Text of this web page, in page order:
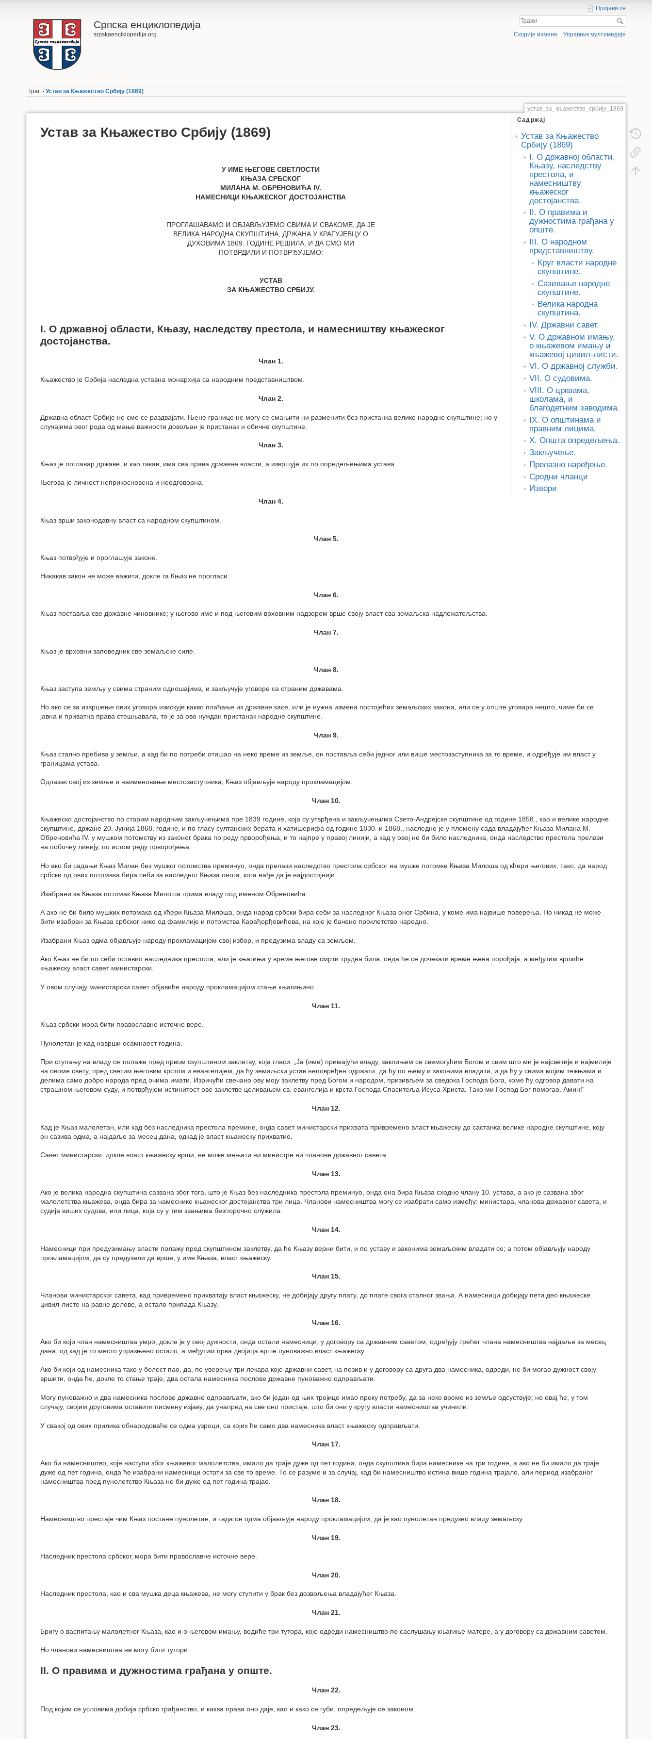
Српска енциклопедија
srpskaenciklopedija.org
Пријави се
Скорије измене Управник мултимедије
Траг: • Устав за Књажество Србију (1869)
устав_за_књажество_србију_1869
Садржај
Устав за Књажество
Србију (1869)
I. О државној области,
Књазу, наследству
престола, и
намесништву
књажеског
достојанства.
II. О правима и
дужностима грађана у
опште.
III. О народном
представништву.
Круг власти народне
скупштине.
Сазивање народне
скупштине.
Велика народна
скупштина.
IV. Државни савет.
V. О државном имању,
о књажевом имању и
књажевој цивил-листи.
VI. О државној служби.
VII. О судовима.
VIII. О црквама,
школама, и
благодетним заводима.
IX. О општинама и
правним лицима.
X. Општа опредељења.
Закључење.
Прелазно наређење.
Сродни чланци
Извори
Устав за Књажество Србију (1869)
У ИМЕ ЊЕГОВЕ СВЕТЛОСТИ
КЊАЗА СРБСКОГ
МИЛАНА М. ОБРЕНОВИЋА IV.
НАМЕСНИЦИ КЊАЖЕСКОГ ДОСТОЈАНСТВА
ПРОГЛАШАВАМО И ОБЈАВЉУЈЕМО СВИМА И СВАКОМЕ, ДА ЈЕ
ВЕЛИКА НАРОДНА СКУПШТИНА, ДРЖАНА У КРАГУЈЕВЦУ О
ДУХОВИМА 1869. ГОДИНЕ РЕШИЛА, И ДА СМО МИ
ПОТВРДИЛИ И ПОТВРЂУЈЕМО:
УСТАВ
ЗА КЊАЖЕСТВО СРБИЈУ.
I. О државној области, Књазу, наследству престола, и намесништву књажеског
достојанства.
Члан 1.
Књажество је Србија наследна уставна монархија са народним представништвом.
Члан 2.
Државна област Србије не сме се раздвајати. Њене границе не могу се смањити ни разменити без пристанка велике народне скупштине; но у
случајима овог рода од мање важности довољан је пристанак и обичне скупштине.
Члан 3.
Књаз је поглавар државе, и као такав, има сва права државне власти, а извршује их по опредељењима устава.
Његова је личност неприкосновена и неодговорна.
Члан 4.
Књаз врши законодавну власт са народном скупштином.
Члан 5.
Књаз потврђује и проглашује законе.
Никакав закон не може важити, докле га Књаз не прогласи.
Члан 6.
Књаз поставља све државне чиновнике; у његово име и под његовим врховним надзором врше своју власт сва земаљска надлежатељства.
Члан 7.
Књаз је врховни заповедник све земаљске силе.
Члан 8.
Књаз заступа земљу у свима страним одношајима, и закључује уговоре са страним државама.
Но ако се за извршење ових уговора изискује какво плаћање из државне касе, или је нужна измена постојећих земаљских закона, или се у опште уговара нешто, чиме би се
јавна и приватна права стешњавала, то је за ово нуждан пристанак народне скупштине.
Члан 9.
Књаз стално пребива у земљи, а кад би по потреби отишао на неко време из земље, он поставља себи једног или више местозаступника за то време, и одређује им власт у
границама устава.
Одлазак свој из земље и наименовање местозаступника, Књаз објављује народу прокламацијом.
Члан 10.
Књажеско достојанство по старим народним закључењима пре 1839 године, која су утврђена и закључењима Свето-Андрејске скупштине од године 1858., као и велике народне
скупштине, држане 20. Јунија 1868. године, и по гласу султанских берата и хатишерифа од године 1830. и 1868., наследно је у племену сада владајућег Књаза Милана М.
Обреновића IV. у мушком потомству из законог брака по реду прворођења, и то најпре у правој линији, а кад у овој не би било наследника, онда наследство престола прелази
на побочну линију, по истом реду прворођења.
Но ако би садањи Књаз Милан без мушког потомства преминуо, онда прелази наследство престола србског на мушке потомке Књаза Милоша од кћери његових, тако, да народ
србски од ових потомака бира себи за наследног Књаза онога, кога нађе да је најдостојнији.
Изабрани за Књаза потомак Књаза Милоша прима владу под именом Обреновића.
А ако не би било мушких потомака од кћери Књаза Милоша, онда народ србски бира себи за наследног Књаза оног Србина, у коме има највише поверења. Но никад не може
бити изабран за Књаза србског нико од фамилије и потомства Карађорђевићева, на које је бачено проклетство народно.
Изабрани Књаз одма објављује народу прокламацијом свој избор, и предузима владу са земљом.
Ако Књаз не би по себи оставио наследника престола, али је књагиња у време његове смрти трудна била, онда ће се дочекати време њена порођаја, а међутим вршиће
књажеску власт савет министарски.
У овом случају министарски савет објавиће народу прокламацијом стање књагињино.
Члан 11.
Књаз србски мора бити православне источне вере.
Пунолетан је кад наврши осамнаест година.
При ступању на владу он полаже пред првом скупштином заклетву, која гласи: „Ја (име) примајући владу, заклињем се свемогућим Богом и свим што ми је најсветије и најмилије
на овоме свету, пред светим његовим крстом и евангелијем, да ћу земаљски устав неповређен одржати, да ћу по њему и законима владати, и да ћу у свима мојим тежњама и
делима само добро народа пред очима имати. Изричући свечано ову моју заклетву пред Богом и народом, призивљем за сведока Господа Бога, коме ћу одговор давати на
страшном његовом суду, и потврђујем истинитост ове заклетве целивањем св. евангелија и крста Господа Спаситеља Исуса Христа. Тако ми Господ Бог помогао. Амин!“
Члан 12.
Кад је Књаз малолетан, или кад без наследника престола премине, онда савет министарски прихвата привремено власт књажеску до састанка велике народне скупштине, коју
он сазива одма, а најдаље за месец дана, одкад је власт књажеску прихватио.
Савет министарски, докле власт књажеску врши, не може мењати ни министре ни чланове државног савета.
Члан 13.
Ако је велика народна скупштина сазвана због тога, што је Књаз без наследника престола преминуо, онда она бира Књаза сходно члану 10. устава, а ако је сазвана због
малолетства књажева, онда бира за намеснике књажеског достојанства три лица. Чланови намесништва могу се изабрати само између: министара, чланова државног савета, и
судија виших судова, или лица, која су у тим звањима безпорочно служила.
Члан 14.
Намесници при предузимању власти полажу пред скупштином заклетву, да ће Књазу верни бити, и по уставу и законима земаљским владати се; а потом објављују народу
прокламацијом, да су предузели да врше, у име Књаза, власт књажеску.
Члан 15.
Чланови министарског савета, кад привремено прихватају власт књажеску, не добијају другу плату, до плате свога сталног звања. А намесници добијају пети део књажеске
цивил-листе на равне делове, а остало припада Књазу.
Члан 16.
Ако би који члан намесништва умро, докле је у овој дужности, онда остали намесници, у договору са државним саветом, одређују трећег члана намесништва најдаље за месец
дана, од кад је то место упразњено остало, а међутим прва двојица врше пуноважно власт књажеску.
Ако би који од намесника тако у болест пао, да, по уверењу три лекара које државни савет, на позив и у договору са друга два намесника, одреди, не би могао дужност своју
вршити, онда ће, докле то стање траје, два остала намесника послове државне пуноважно одправљати.
Могу пуноважно и два намесника послове државне одправљати, ако би један од њих тројице имао преку потребу, да за неко време из земље одсуствује; но овај ће, у том
случају, својим друговима оставити писмену изјаву, да унапред на све оно пристаје, што би они у кругу власти намесништва учинили.
У свакој од ових прилика обнародоваће се одма узроци, са којих ће само два намесника власт књажеску одправљати.
Члан 17.
Ако би намесништво, које наступи због књажевог малолетства, имало да траје дуже од пет година, онда скупштина бира намеснике на три године, а ако не би имало да траје
дуже од пет година, онда ће изабрани намесници остати за све то време. То се разуме и за случај, кад би намесништво истина више година трајало, али период изабраног
намесништва пред пунолетство Књаза не би дуже од пет година трајао.
Члан 18.
Намесништво престаје чим Књаз постане пунолетан, и тада он одма објављује народу прокламацијом, да је као пунолетан предузео владу земаљску.
Члан 19.
Наследник престола србског, мора бити православне источне вере.
Члан 20.
Наследник престола, као и сва мушка деца књажева, не могу ступити у брак без дозвољења владајућег Књаза.
Члан 21.
Бригу о васпитању малолетног Књаза, као и о његовом имању, водиће три тутора, које одреди намесништво по саслушању књагиње матере, а у договору са државним саветом.
Но чланови намесништва не могу бити тутори.
II. О правима и дужностима грађана у опште.
Члан 22.
Под којим се условима добија србско грађанство, и каква права оно даје, као и како се губи, опредељује се законом.
Члан 23.